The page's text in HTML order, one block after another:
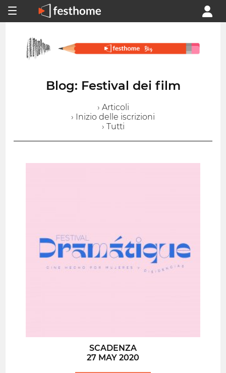
Blog: Festival dei film
› Articoli
› Inizio delle iscrizioni
› Tutti
SCADENZA
27 MAY 2020